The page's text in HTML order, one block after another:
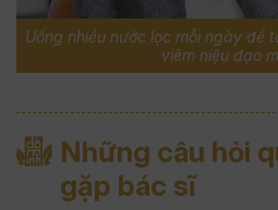
Uống nhiều nước lọc mỗi ngày để
viêm niệu đạo
Những câu hỏi
gặp bác sĩ